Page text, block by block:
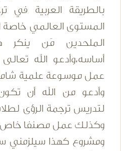
بالطريقة العربية في
المستوى العالمي خاصة
الملحدين مَن ينكر
أساسه،وأدعو الله
عمل موسوعة علمية
وأدعو من الله أن
لتدريس ترجمة الرؤى
وكذلك عمل مصنفا خاص
ومشروع كهذا سيلزمني